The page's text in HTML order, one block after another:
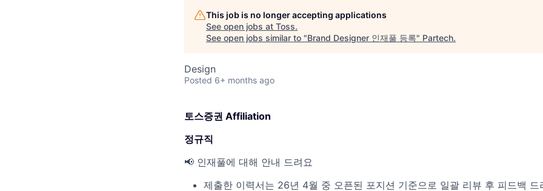
This job is no longer accepting applications
See open jobs at Toss.
See open jobs similar to "Brand Designer 인재풀 등록" Partech.
Design
Posted 6+ months ago
토스증권 Affiliation
정규직
📢 인재풀에 대해 안내 드려요
제출한 이력서는 26년 4월 중 오픈된 포지션 기준으로 일괄 리뷰 후 피드백 드